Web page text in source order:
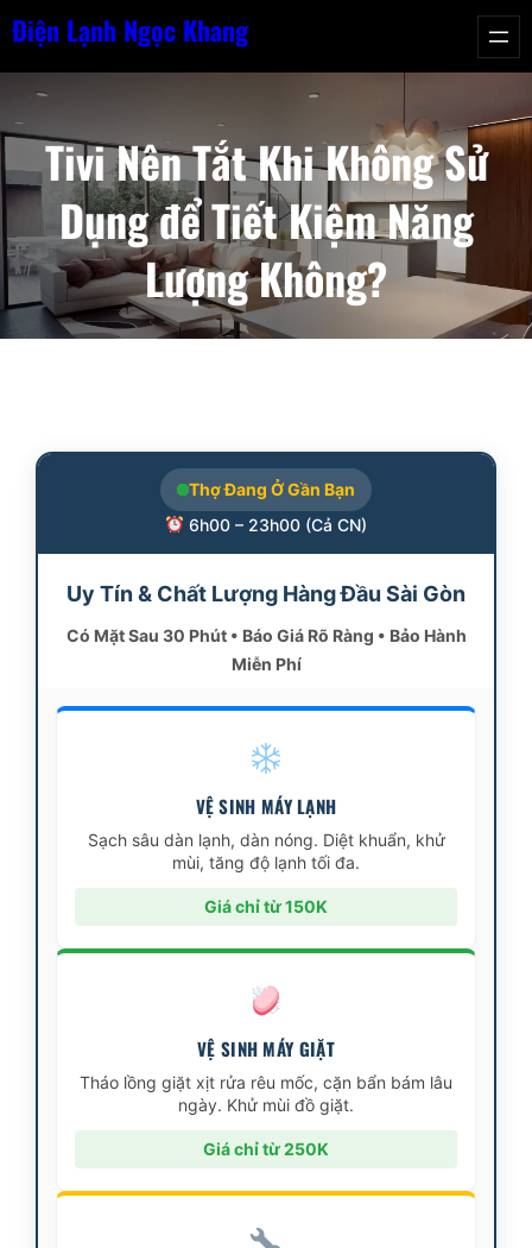
Chuyển
nội
Điện Lạnh Ngọc Khang
Tivi Nên Tắt Khi Không Sử
Dụng để Tiết Kiệm Năng
Lượng Không?
Thợ Đang Ở Gần Bạn
6h00 – 23h00 (Cả CN)
Uy Tín & Chất Lượng Hàng Đầu Sài Gòn
Có Mặt Sau 30 Phút • Báo Giá Rõ Ràng • Bảo Hành
Miễn Phí
VỆ SINH MÁY LẠNH
Sạch sâu dàn lạnh, dàn nóng. Diệt khuẩn, khử
mùi, tăng độ lạnh tối đa.
Giá chỉ từ 150K
VỆ SINH MÁY GIẶT
Tháo lồng giặt xịt rửa rêu mốc, cặn bẩn bám lâu
ngày. Khử mùi đồ giặt.
Giá chỉ từ 250K